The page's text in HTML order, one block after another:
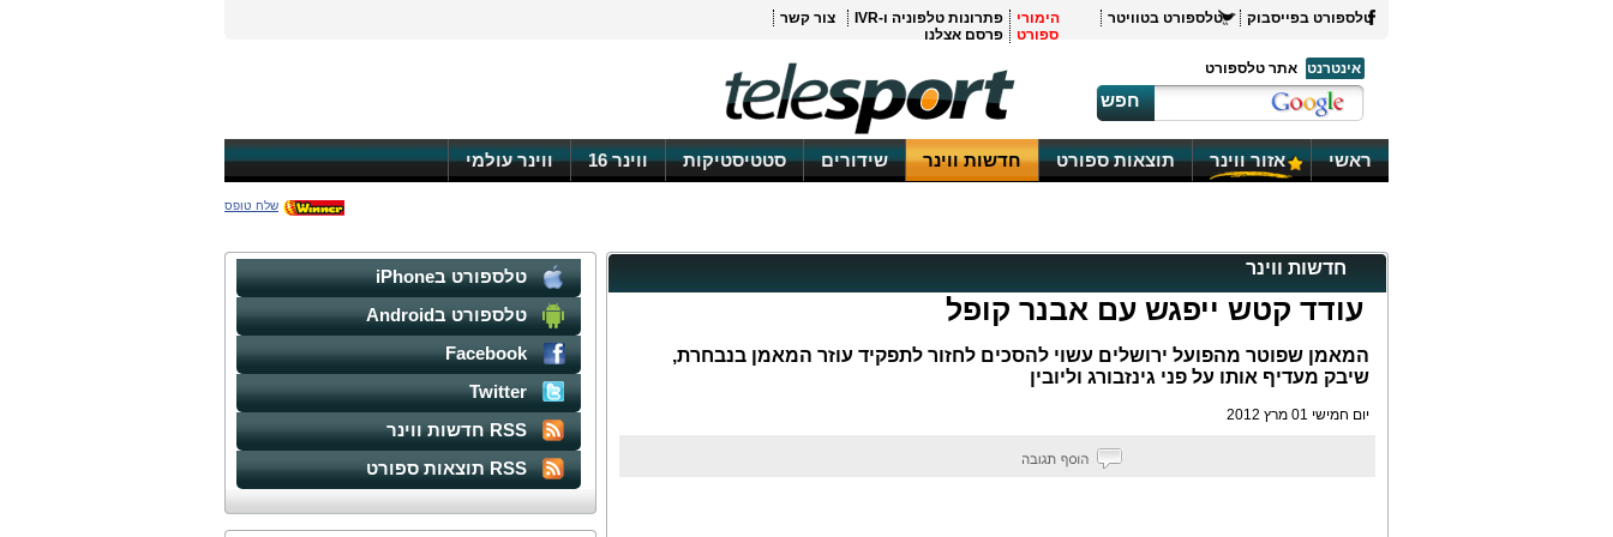
טלספורט בפייסבוק טלספורט בטוויטר
הימורי
ספורט
פתרונות טלפוניה ו-IVR
צור קשר
פרסם אצלנו
אינטרנט
אתר טלספורט
חפש
ראשי אזור ווינר תוצאות ספורט חדשות ווינר שידורים סטטיסטיקות ווינר 16 ווינר עולמי
שלח טופס
חדשות ווינר
עודד קטש ייפגש עם אבנר קופל
המאמן שפוטר מהפועל ירושלים עשוי להסכים לחזור לתפקיד עוזר המאמן בנבחרת,
שיבק מעדיף אותו על פני גינזבורג וליובין
יום חמישי 01 מרץ 2012
טלספורט בiPhone
טלספורט בAndroid
Facebook
Twitter
RSS חדשות ווינר
RSS תוצאות ספורט